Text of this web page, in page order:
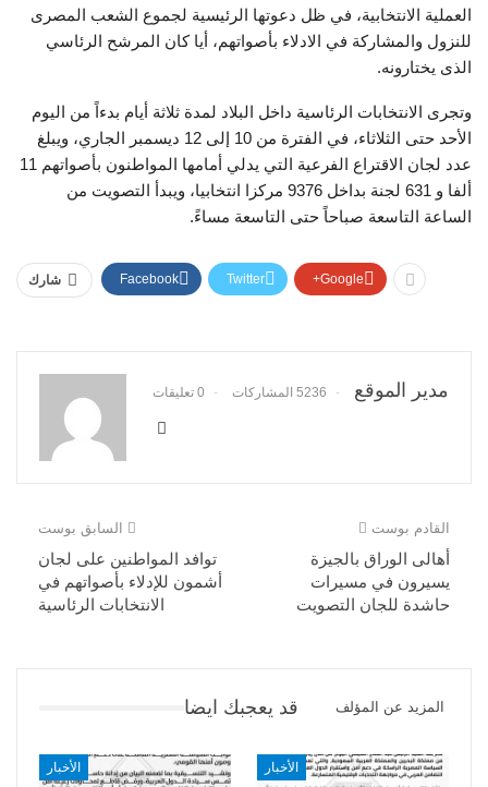
العملية الانتخابية، في ظل دعوتها الرئيسية لجموع الشعب المصرى
للنزول والمشاركة في الادلاء بأصواتهم، أيا كان المرشح الرئاسي
الذى يختارونه.
وتجرى الانتخابات الرئاسية داخل البلاد لمدة ثلاثة أيام بدءاً من اليوم
الأحد حتى الثلاثاء، في الفترة من 10 إلى 12 ديسمبر الجاري، ويبلغ
عدد لجان الاقتراع الفرعية التي يدلي أمامها المواطنون بأصواتهم 11
ألفا و 631 لجنة بداخل 9376 مركزا انتخابيا، ويبدأ التصويت من
الساعة التاسعة صباحاً حتى التاسعة مساءً.
شارك Facebook Twitter Google+
مدير الموقع 5236 المشاركات 0 تعليقات
السابق بوست
توافد المواطنين على لجان
أشمون للإدلاء بأصواتهم في
الانتخابات الرئاسية
القادم بوست
أهالى الوراق بالجيزة
يسيرون في مسيرات
حاشدة للجان التصويت
قد يعجبك ايضا المزيد عن المؤلف
الأخبار الأخبار